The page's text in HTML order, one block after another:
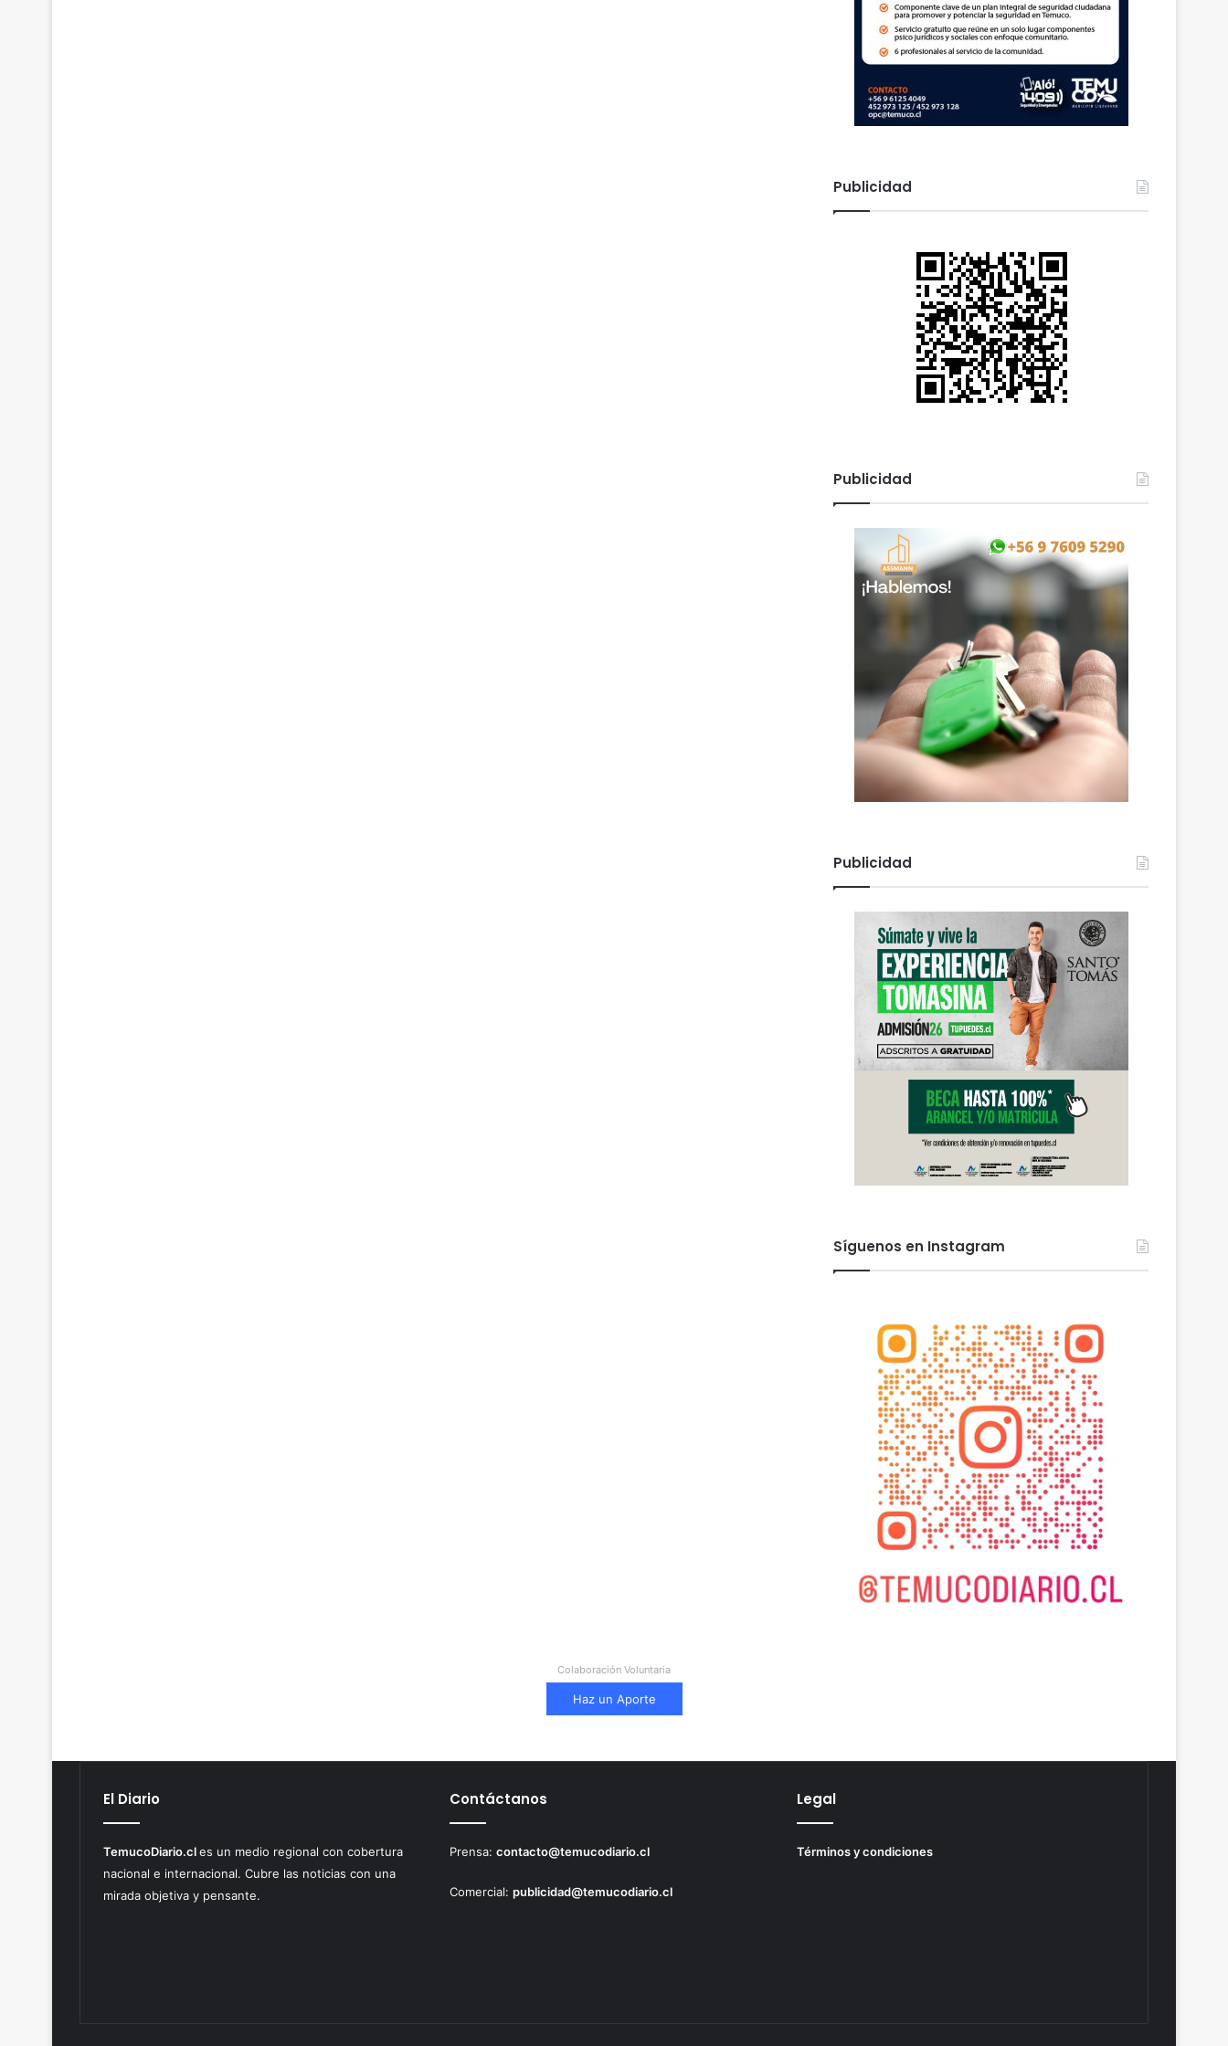
Publicidad
Publicidad
Publicidad
Síguenos en Instagram
Colaboración Voluntaria
Haz un Aporte
El Diario
TemucoDiario.cles un medio regional con cobertura
nacional e internacional. Cubre las noticias con una
mirada objetiva y pensante.
Contáctanos
Prensa:contacto@temucodiario.cl
Comercial:publicidad@temucodiario.cl
Legal
Términos y condiciones